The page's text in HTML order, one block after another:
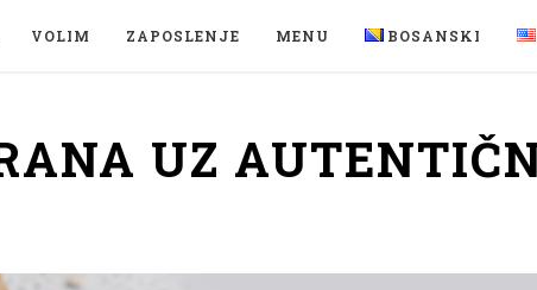
VOLIM ZAPOSLENJE MENU BOSANSKI
UZ